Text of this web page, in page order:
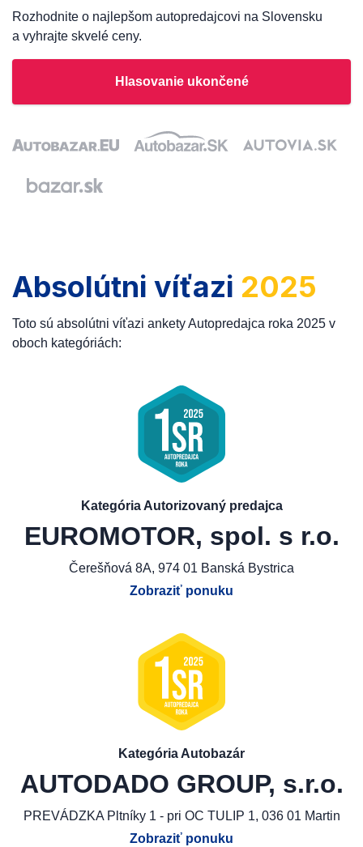
Rozhodnite o najlepšom autopredajcovi na Slovensku
a vyhrajte skvelé ceny.
Hlasovanie ukončené
Absolútni víťazi 2025
Toto sú absolútni víťazi ankety Autopredajca roka 2025 v
oboch kategóriách:
Kategória Autorizovaný predajca
EUROMOTOR, spol. s r.o.
Čerešňová 8A, 974 01 Banská Bystrica
Zobraziť ponuku
Kategória Autobazár
AUTODADO GROUP, s.r.o.
PREVÁDZKA Pltníky 1 - pri OC TULIP 1, 036 01 Martin
Zobraziť ponuku